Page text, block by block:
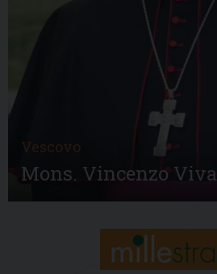
Vescovo
Mons. Vincenzo Viva